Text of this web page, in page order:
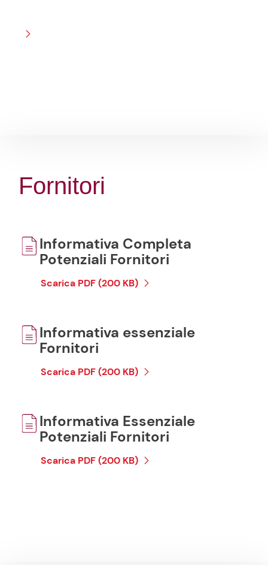
Fornitori
Informativa Completa
Potenziali Fornitori
Scarica PDF (200 KB)
Informativa essenziale
Fornitori
Scarica PDF (200 KB)
Informativa Essenziale
Potenziali Fornitori
Scarica PDF (200 KB)